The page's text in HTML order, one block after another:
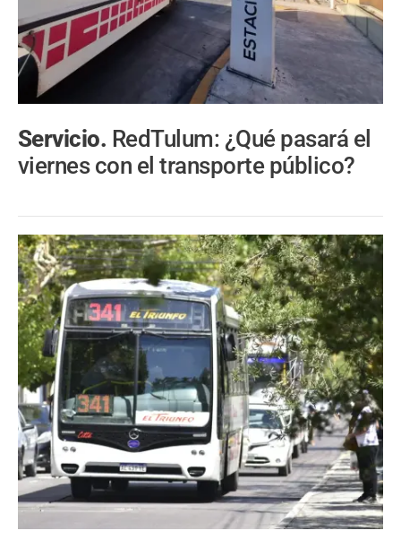
Servicio. RedTulum: ¿Qué pasará el
viernes con el transporte público?